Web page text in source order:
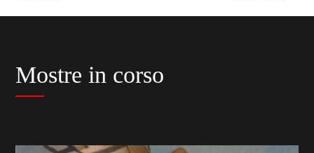
Mostre in corso